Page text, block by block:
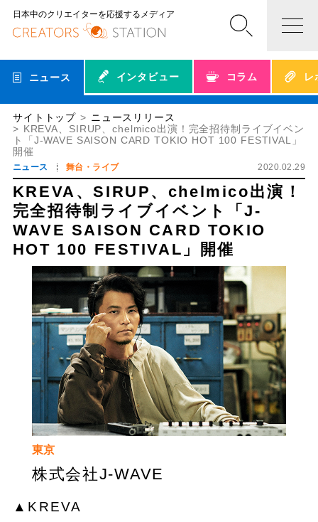
日本中のクリエイターを応援するメディア
ニュース インタビュー コラム レ
サイトトップ
ニュースリリース
KREVA、SIRUP、chelmico出演！完全招待制ライブイベン
ト「J-WAVE SAISON CARD TOKIO HOT 100 FESTIVAL」
開催
ニュース 舞台・ライブ 2020.02.29
KREVA、SIRUP、chelmico出演！
完全招待制ライブイベント「J-
WAVE SAISON CARD TOKIO
HOT 100 FESTIVAL」開催
東京
株式会社J-WAVE
▲KREVA